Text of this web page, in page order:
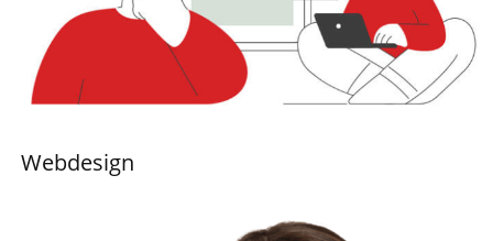
Webdesign